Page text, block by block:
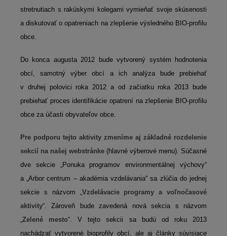
stretnutiach s rakúskymi kolegami vymieňať svoje skúsenosti
a diskutovať o opatreniach na zlepšenie výsledného BIO-profilu
obce.
Do konca augusta 2012 bude vytvorený systém hodnotenia
obcí, samotný výber obcí a ich analýza bude prebiehať
v druhej polovici roka 2012 a od začiatku roka 2013 bude
prebiehať proces identifikácie opatrení na zlepšenie BIO-profilu
obce za účasti obyvateľov obce.
Pre podporu tejto aktivity zmeníme aj základné rozdelenie
sekcií na našej webstránke (hlavné výberové menu). Súčasné
dve sekcie „Ponuka programov environmentálnej výchovy“
a „Arbor centrum – akadémia vzdelávania“ sa zlúčia do jednej
sekcie s názvom „ Vzdelávacie programy a voľnočasové
aktivity“. Zároveň bude zavedená nová sekcia s názvom
Zelené mesto“. V tejto sekcii sa budú od roku 2013
nachádzať vytvorené bioprofily obcí, ale aj články súvisiace